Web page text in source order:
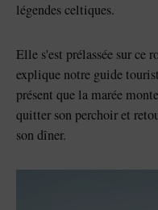
légendes celtiques.
Elle s'est prélassée sur ce
explique notre guide
présent que la marée
quitter son perchoir et
son dîner.